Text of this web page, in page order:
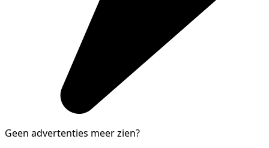
Geen advertenties meer zien?